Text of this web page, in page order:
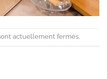
actuellement fermés.